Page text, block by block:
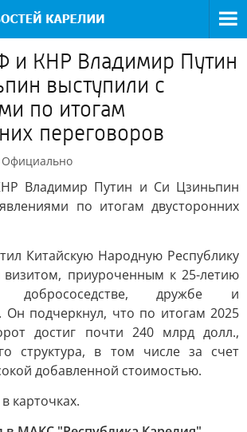
и КНР Владимир Путин
выступили с
по итогам
переговоров
Официально
Владимир Путин и Си Цзиньпин
по итогам двусторонних
Китайскую Народную Республику
приуроченным к 25-летию
дружбе и
Он подчеркнул, что по итогам 2025
достиг почти 240 млрд долл.,
структура, в том числе за счет
добавленной стоимостью.
карточках.